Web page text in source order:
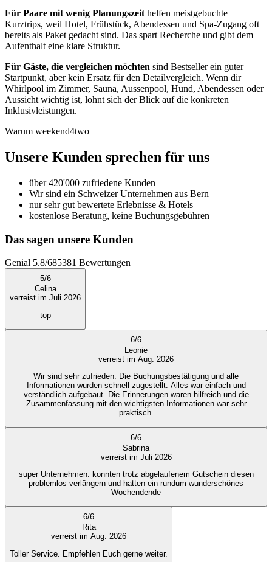
Für Paare mit wenig Planungszeit helfen meistgebuchte
Kurztrips, weil Hotel, Frühstück, Abendessen und Spa-Zugang oft
bereits als Paket gedacht sind. Das spart Recherche und gibt dem
Aufenthalt eine klare Struktur.
Für Gäste, die vergleichen möchten sind Bestseller ein guter
Startpunkt, aber kein Ersatz für den Detailvergleich. Wenn dir
Whirlpool im Zimmer, Sauna, Aussenpool, Hund, Abendessen oder
Aussicht wichtig ist, lohnt sich der Blick auf die konkreten
Inklusivleistungen.
Warum weekend4two
Unsere Kunden sprechen für uns
über 420'000 zufriedene Kunden
Wir sind ein Schweizer Unternehmen aus Bern
nur sehr gut bewertete Erlebnisse & Hotels
kostenlose Beratung, keine Buchungsgebühren
Das sagen unsere Kunden
Genial 5.8/685381 Bewertungen
5/6
Celina
verreist im Juli 2026
top
6/6
Leonie
verreist im Aug. 2026
Wir sind sehr zufrieden. Die Buchungsbestätigung und alle
Informationen wurden schnell zugestellt. Alles war einfach und
verständlich aufgebaut. Die Erinnerungen waren hilfreich und die
Zusammenfassung mit den wichtigsten Informationen war sehr
praktisch.
6/6
Sabrina
verreist im Juli 2026
super Unternehmen. konnten trotz abgelaufenem Gutschein diesen
problemlos verlängern und hatten ein rundum wunderschönes
Wochendende
6/6
Rita
verreist im Aug. 2026
Toller Service. Empfehlen Euch gerne weiter.